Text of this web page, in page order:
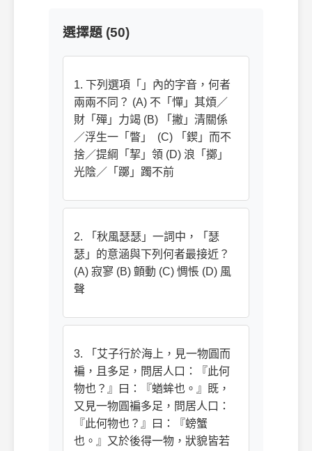
選擇題 (50)
1. 下列選項「」內的字音，何者
兩兩不同？ (A) 不「憚」其煩／
財「殫」力竭 (B) 「撇」清關係
／浮生一「瞥」 (C) 「鍥」而不
捨／提綱「挈」領 (D) 浪「擲」
光陰／「躑」躅不前
2. 「秋風瑟瑟」一詞中，「瑟
瑟」的意涵與下列何者最接近？
(A) 寂寥 (B) 顫動 (C) 惆悵 (D) 風
聲
3. 「艾子行於海上，見一物圓而
褊，且多足，問居人口：『此何
物也？』曰：『蝤蛑也。』既，
又見一物圓褊多足，問居人口：
『此何物也？』曰：『螃蟹
也。』又於後得一物，狀貌皆若